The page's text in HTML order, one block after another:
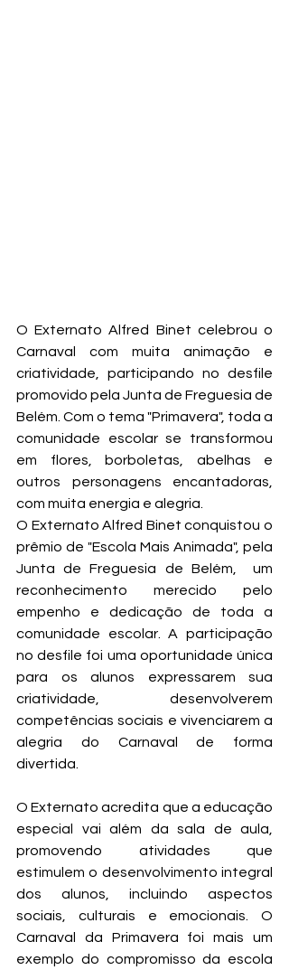
O Externato Alfred Binet celebrou o
Carnaval com muita animação e
criatividade, participando no desfile
promovido pela Junta de Freguesia de
Belém. Com o tema "Primavera", toda a
comunidade escolar se transformou
em flores, borboletas, abelhas e
outros personagens encantadoras,
com muita energia e alegria.
O Externato Alfred Binet conquistou o
prêmio de "Escola Mais Animada", pela
Junta de Freguesia de Belém,  um
reconhecimento merecido pelo
empenho e dedicação de toda a
comunidade escolar. A participação
no desfile foi uma oportunidade única
para os alunos expressarem sua
criatividade, desenvolverem
competências sociais e vivenciarem a
alegria do Carnaval de forma
divertida.
O Externato acredita que a educação
especial vai além da sala de aula,
promovendo atividades que
estimulem o desenvolvimento integral
dos alunos, incluindo aspectos
sociais, culturais e emocionais. O
Carnaval da Primavera foi mais um
exemplo do compromisso da escola